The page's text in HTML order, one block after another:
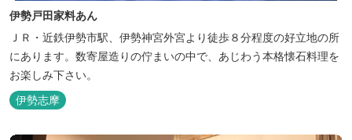
伊勢戸田家料あん
ＪＲ・近鉄伊勢市駅、伊勢神宮外宮より徒歩８分程度の好立地の所
にあります。数寄屋造りの佇まいの中で、あじわう本格懐石料理を
お楽しみ下さい。
伊勢志摩